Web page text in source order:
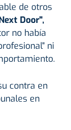
de otros
Door",
no había
ni
contra en
en